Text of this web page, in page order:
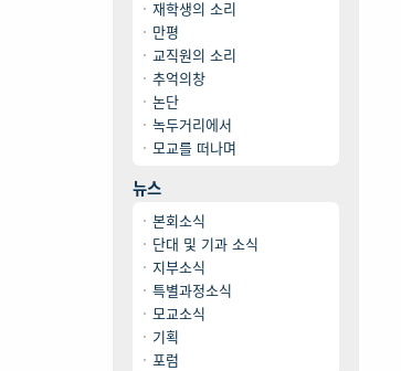
재학생의 소리
만평
교직원의 소리
추억의창
논단
녹두거리에서
모교를 떠나며
뉴스
본회소식
단대 및 기과 소식
지부소식
특별과정소식
모교소식
기획
포럼